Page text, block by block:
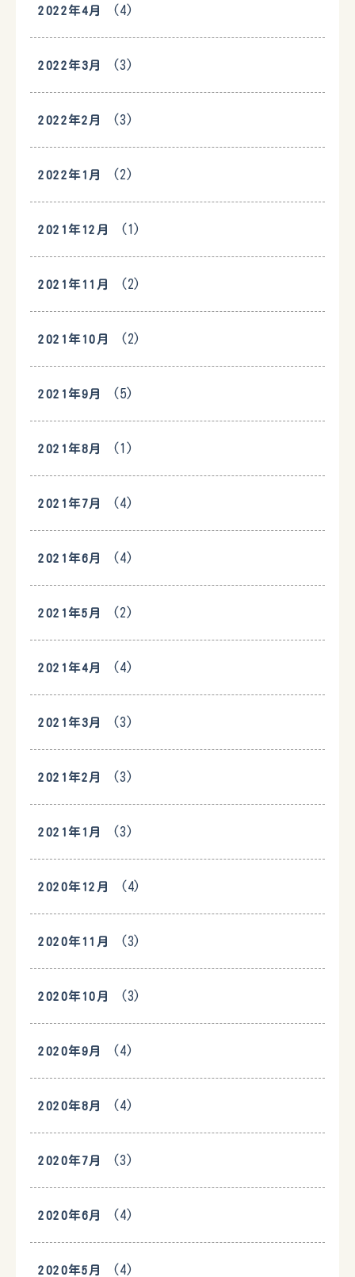
2022年4月 (4)
2022年3月 (3)
2022年2月 (3)
2022年1月 (2)
2021年12月 (1)
2021年11月 (2)
2021年10月 (2)
2021年9月 (5)
2021年8月 (1)
2021年7月 (4)
2021年6月 (4)
2021年5月 (2)
2021年4月 (4)
2021年3月 (3)
2021年2月 (3)
2021年1月 (3)
2020年12月 (4)
2020年11月 (3)
2020年10月 (3)
2020年9月 (4)
2020年8月 (4)
2020年7月 (3)
2020年6月 (4)
2020年5月 (4)